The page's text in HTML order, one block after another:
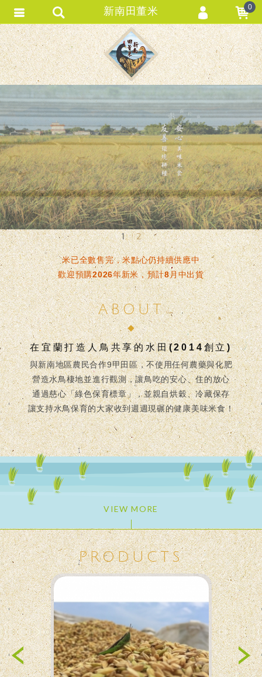
1 2
米已全數售完，米點心仍持續供應中
歡迎預購2026年新米，預計8月中出貨
ABOUT
在宜蘭打造人鳥共享的水田(2014創立)
與新南地區農民合作9甲田區，不使用任何農藥與化肥
營造水鳥棲地並進行觀測，讓鳥吃的安心、住的放心
通過慈心「綠色保育標章」，並親自烘穀、冷藏保存
讓支持水鳥保育的大家收到週週現碾的健康美味米食！
VIEW MORE
PRODUCTS
Previous
新南田董米 0
會員登入
會員註冊
忘記密碼
訂單查詢
匯款通知